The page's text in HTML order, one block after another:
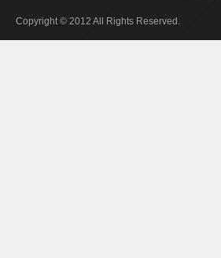
Copyright © 2012 All Rights Reserved.